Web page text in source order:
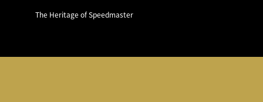
The Heritage of Speedmaster